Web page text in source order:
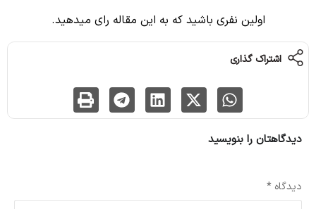
اولین نفری باشید که به این مقاله رای میدهید.
اشتراک گذاری
دیدگاهتان را بنویسید
دیدگاه *